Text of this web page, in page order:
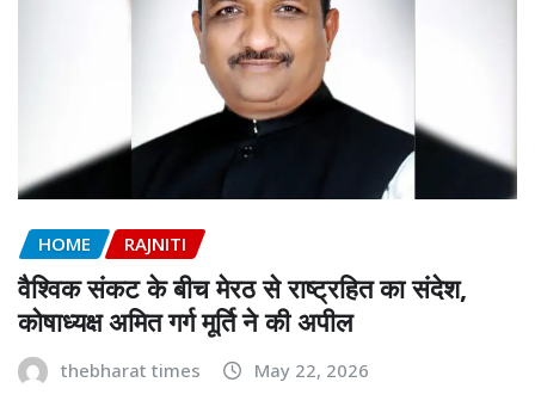
HOME RAJNITI
वैश्विक संकट के बीच मेरठ से राष्ट्रहित का संदेश,
कोषाध्यक्ष अमित गर्ग मूर्ति ने की अपील
thebharat times May 22, 2026